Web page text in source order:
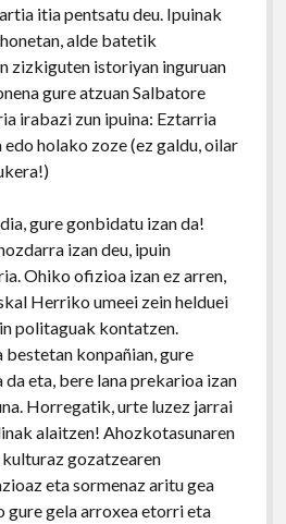
itia pentsatu deu. Ipuinak
alde batetik
zizkiguten istoriyan inguruan
gure atzuan Salbatore
irabazi zun ipuina: Eztarria
holako zoze (ez galdu, oilar
gure gonbidatu izan da!
izan deu, ipuin
Ohiko ofizioa izan ez arren,
Herriko umeei zein helduei
politaguak kontatzen.
konpañian, gure
eta, bere lana prekarioa izan
Horregatik, urte luzez jarrai
alaitzen! Ahozkotasunaren
gozatzearen
eta sormenaz aritu gea
gure gela arroxea etorri eta